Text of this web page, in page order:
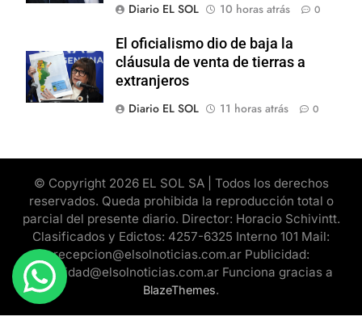
Diario EL SOL
10 horas atrás 0
El oficialismo dio de baja la
cláusula de venta de tierras a
extranjeros
Diario EL SOL
11 horas atrás 0
© Copyright 2026 EL SOL SA | Todos los derechos
reservados. Queda prohibida la reproducción total o
parcial del presente diario. Director: Horacio Schivintt.
Clasificados y Edictos: 4257-6325 Interno 101 Mail:
recepcion@elsolnoticias.com.ar Publicidad:
publicidad@elsolnoticias.com.ar Funciona gracias a
BlazeThemes.